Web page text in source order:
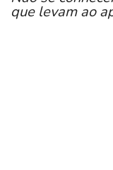
que levam ao